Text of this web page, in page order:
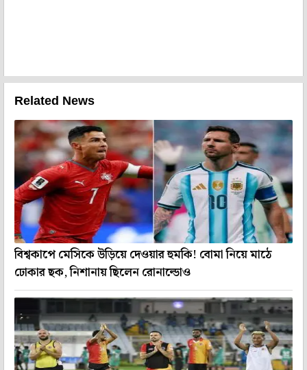
Related News
বিশ্বকাপে মেসিকে উড়িয়ে দেওয়ার হুমকি! বোমা নিয়ে মাঠে
ঢোকার ছক, নিশানায় ছিলেন রোনাল্ডোও